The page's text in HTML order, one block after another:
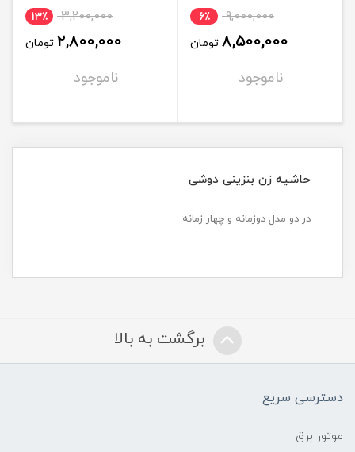
9,000,000 6٪
8,500,000 تومان
ناموجود
3,200,000 13٪
2,800,000 تومان
ناموجود
حاشیه زن بنزینی دوشی
در دو مدل دوزمانه و چهار زمانه
برگشت به بالا
دسترسی سریع
موتور برق